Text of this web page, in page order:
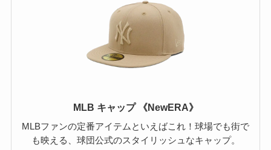
MLB キャップ 《NewERA》
MLBファンの定番アイテムといえばこれ！球場でも街で
も映える、球団公式のスタイリッシュなキャップ。